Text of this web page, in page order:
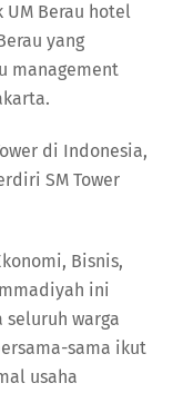
Berau hotel
yang
management
di Indonesia,
SM Tower
Bisnis,
ini
seluruh warga
sama ikut
usaha